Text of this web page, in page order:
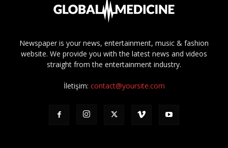
Newspaper is your news, entertainment, music & fashion
website. We provide you with the latest news and videos
straight from the entertainment industry.
İletişim: contact@yoursite.com